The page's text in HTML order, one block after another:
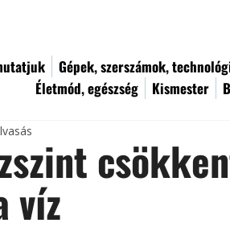
Gépek, szerszámok,
Életmód, egészség
Kismester
víz